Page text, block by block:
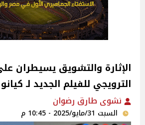
الإثارة والتشويق يسيطران
الترويجي للفيلم الجديد لـ
نشوى طارق رضوان
السبت 31/مايو/2025 - 10:45 م